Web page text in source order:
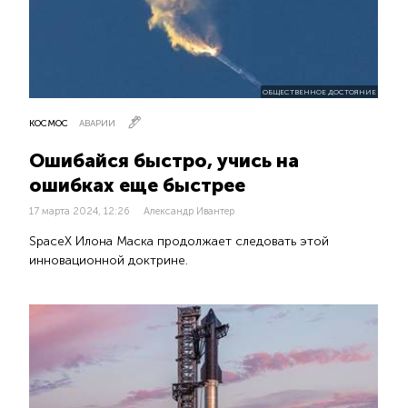
ОБЩЕСТВЕННОЕ ДОСТОЯНИЕ
КОСМОС АВАРИИ
Ошибайся быстро, учись на
ошибках еще быстрее
17 марта 2024, 12:26 Александр Ивантер
SpaceX Илона Маска продолжает следовать этой
инновационной доктрине.